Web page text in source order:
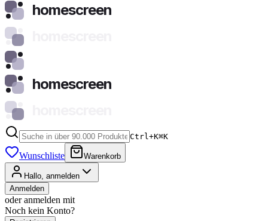
homescreen
homescreen
Ctrl+K⌘K
Wunschliste Warenkorb
Hallo, anmelden
Anmelden
oder anmelden mit
Noch kein Konto?